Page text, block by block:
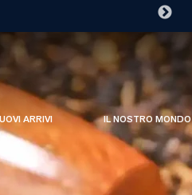
ARRIVI IL NOSTRO MONDO